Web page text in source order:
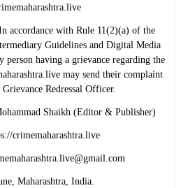
accordance with Rule 11(2)(a) of the
Guidelines and Digital Media
person having a grievance regarding the
may send their complaint
Redressal Officer.
Shaikh (Editor & Publisher)
crimemaharashtra.live
Maharashtra, India.